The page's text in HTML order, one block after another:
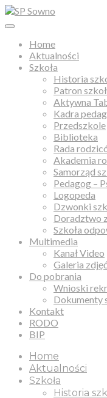
Home
Aktualności
Szkoła
Historia
Patron
Aktywna
Kadra
Przedszkole
Biblioteka
Rada
Akademia
Samorząd
Pedagog –
Logopeda
Dzwonki
Doradztwo
Szkoła
Multimedia
Kanał Video
Galeria zdjęć
Do pobrania
Wnioski
Dokumenty
Kontakt
RODO
BIP
Home
Aktualności
Szkoła
Historia